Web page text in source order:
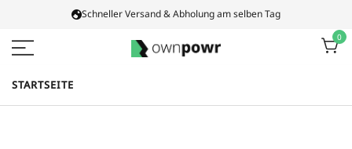
springen
Schneller Versand & Abholung am selben Tag
0
STARTSEITE